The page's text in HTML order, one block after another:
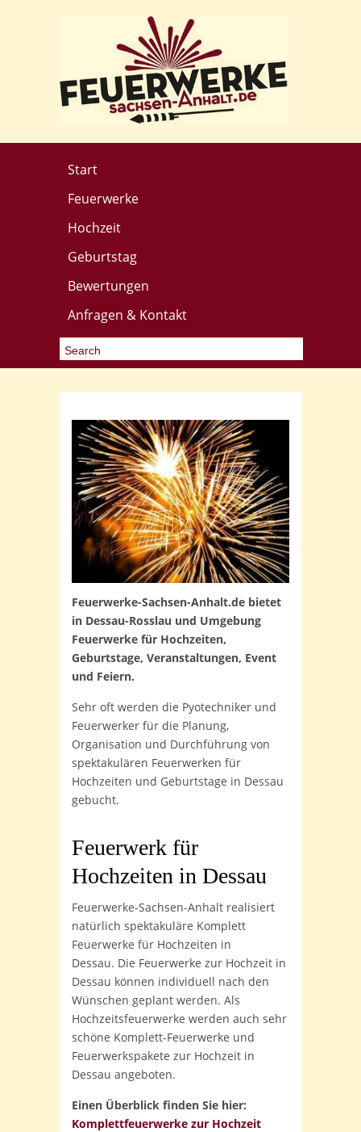
Start
Feuerwerke
Hochzeit
Geburtstag
Bewertungen
Anfragen & Kontakt
Feuerwerke-Sachsen-Anhalt.de bietet
in Dessau-Rosslau und Umgebung
Feuerwerke für Hochzeiten,
Geburtstage, Veranstaltungen, Event
und Feiern.
Sehr oft werden die Pyotechniker und
Feuerwerker für die Planung,
Organisation und Durchführung von
spektakulären Feuerwerken für
Hochzeiten und Geburtstage in Dessau
gebucht.
Feuerwerk für
Hochzeiten in Dessau
Feuerwerke-Sachsen-Anhalt realisiert
natürlich spektakuläre Komplett
Feuerwerke für Hochzeiten in
Dessau. Die Feuerwerke zur Hochzeit in
Dessau können individuell nach den
Wünschen geplant werden. Als
Hochzeitsfeuerwerke werden auch sehr
schöne Komplett-Feuerwerke und
Feuerwerkspakete zur Hochzeit in
Dessau angeboten.
Einen Überblick finden Sie hier:
Komplettfeuerwerke zur Hochzeit